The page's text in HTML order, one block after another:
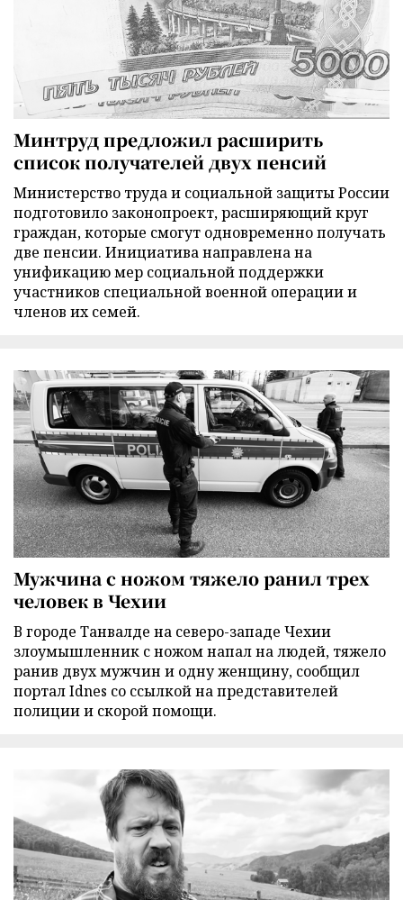
Минтруд предложил расширить
список получателей двух пенсий
Министерство труда и социальной защиты России
подготовило законопроект, расширяющий круг
граждан, которые смогут одновременно получать
две пенсии. Инициатива направлена на
унификацию мер социальной поддержки
участников специальной военной операции и
членов их семей.
Мужчина с ножом тяжело ранил трех
человек в Чехии
В городе Танвалде на северо-западе Чехии
злоумышленник с ножом напал на людей, тяжело
ранив двух мужчин и одну женщину, сообщил
портал Idnes со ссылкой на представителей
полиции и скорой помощи.